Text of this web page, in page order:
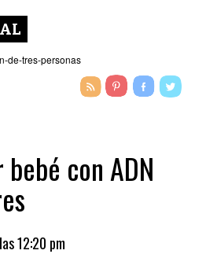
con ADN
12:20 pm